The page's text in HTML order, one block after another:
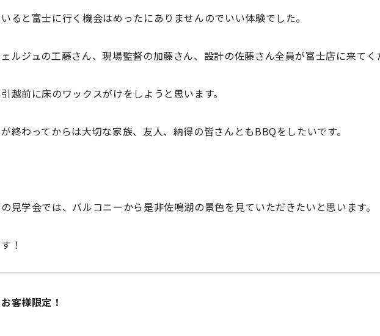
ると富士に行く機会はめったにありませんのでいい体験でした。
ルジュの工藤さん、現場監督の加藤さん、設計の佐藤さん全員が富士店に来て
越前に床のワックスがけをしようと思います。
終わってからは大切な家族、友人、納得の皆さんともBBQをしたいです。
見学会では、バルコニーから是非佐鳴湖の景色を見ていただきたいと思います。
す！
客様限定！